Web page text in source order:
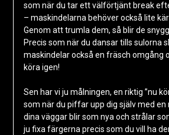
som när du tar ett välförtjänt break
– maskindelarna behöver också lite
Genom att trumla dem, så blir de
Precis som när du dansar tills sulorna
maskindelar också en fräsch omgång
köra igen!
Sen har vi ju målningen, en riktig ”nu
som när du piffar upp dig själv med en
dina väggar blir som nya och strålar
ju fixa färgerna precis som du vill ha